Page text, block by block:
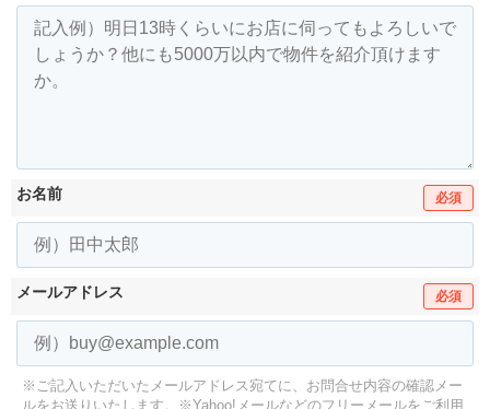
お名前 必須
メールアドレス 必須
※ご記入いただいたメールアドレス宛てに、お問合せ内容の確認メー
ルをお送りいたします。
※Yahoo!メールなどのフリーメールをご利用